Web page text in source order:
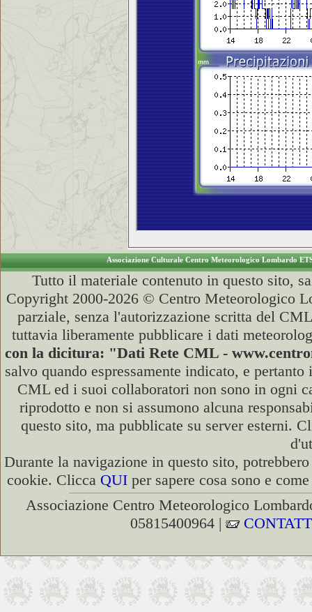
Associazione Culturale Centro Meteorologico Lombardo
Tutto il materiale contenuto in questo sito,
Copyright 2000-2026 © Centro Meteorologico
parziale, senza l'autorizzazione scritta del
tuttavia liberamente pubblicare i dati
con la dicitura: "Dati Rete CML -
salvo quando espressamente indicato, e
CML ed i suoi collaboratori non sono in ogni
riprodotto e non si assumono alcuna
questo sito, ma pubblicate su server esterni.
Durante la navigazione in questo sito,
cookie. Clicca QUI per sapere cosa sono e
Associazione Centro Meteorologico
05815400964 |